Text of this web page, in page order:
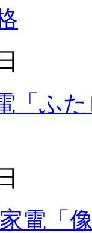
ふた
電「